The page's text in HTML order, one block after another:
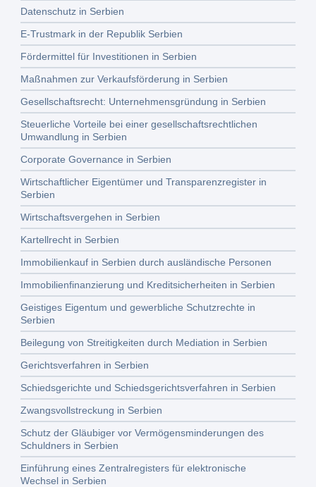
Datenschutz in Serbien
E-Trustmark in der Republik Serbien
Fördermittel für Investitionen in Serbien
Maßnahmen zur Verkaufsförderung in Serbien
Gesellschaftsrecht: Unternehmensgründung in Serbien
Steuerliche Vorteile bei einer gesellschaftsrechtlichen
Umwandlung in Serbien
Corporate Governance in Serbien
Wirtschaftlicher Eigentümer und Transparenzregister in
Serbien
Wirtschaftsvergehen in Serbien
Kartellrecht in Serbien
Immobilienkauf in Serbien durch ausländische Personen
Immobilienfinanzierung und Kreditsicherheiten in Serbien
Geistiges Eigentum und gewerbliche Schutzrechte in
Serbien
Beilegung von Streitigkeiten durch Mediation in Serbien
Gerichtsverfahren in Serbien
Schiedsgerichte und Schiedsgerichtsverfahren in Serbien
Zwangsvollstreckung in Serbien
Schutz der Gläubiger vor Vermögensminderungen des
Schuldners in Serbien
Einführung eines Zentralregisters für elektronische
Wechsel in Serbien